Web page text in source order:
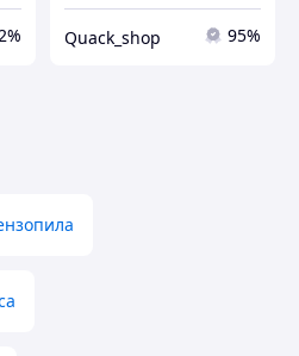
Quack_shop 95%